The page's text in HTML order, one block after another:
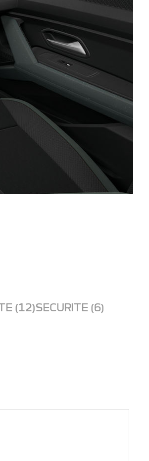
(12)SECURITE (6)